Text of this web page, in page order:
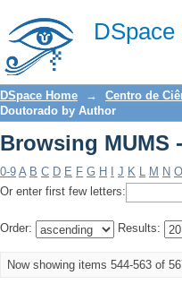
Browsing
DSpace Home → Centro de
Doutorado by Author
Browsing MUMS
0-9 A B C D E F G H J K L M N O
Or enter first few letters:
Order: Results:
Now showing items 544-563 of